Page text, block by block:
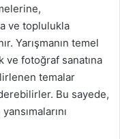
ve toplulukla
Yarışmanın temel
ve fotoğraf sanatına
temalar
Bu sayede,